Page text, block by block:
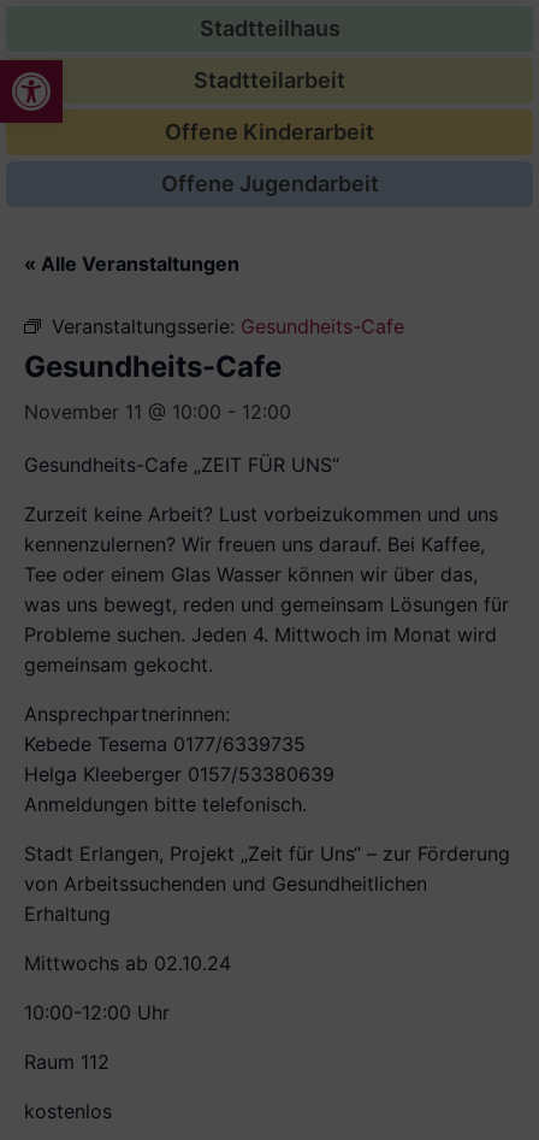
Werkzeugleiste öffnen
Stadtteilhaus
Stadtteilarbeit
Offene Kinderarbeit
Offene Jugendarbeit
« Alle Veranstaltungen
Veranstaltungsserie: Gesundheits-Cafe
Gesundheits-Cafe
November 11 @ 10:00 - 12:00
Gesundheits-Cafe „ZEIT FÜR UNS“
Zurzeit keine Arbeit? Lust vorbeizukommen und uns
kennenzulernen? Wir freuen uns darauf. Bei Kaffee,
Tee oder einem Glas Wasser können wir über das,
was uns bewegt, reden und gemeinsam Lösungen für
Probleme suchen. Jeden 4. Mittwoch im Monat wird
gemeinsam gekocht.
Ansprechpartnerinnen:
Kebede Tesema 0177/6339735
Helga Kleeberger 0157/53380639
Anmeldungen bitte telefonisch.
Stadt Erlangen, Projekt „Zeit für Uns“ – zur Förderung
von Arbeitssuchenden und Gesundheitlichen
Erhaltung
Mittwochs ab 02.10.24
10:00-12:00 Uhr
Raum 112
kostenlos